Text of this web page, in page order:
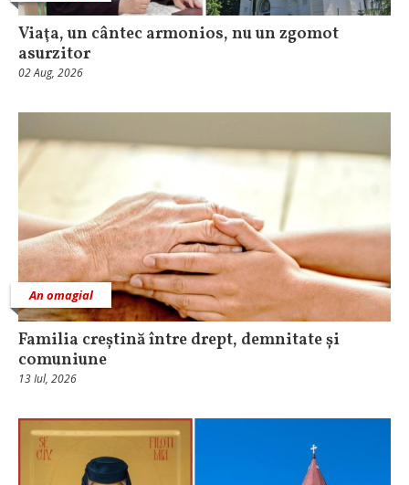
Viaţa, un cântec armonios, nu un zgomot
asurzitor
02 Aug, 2026
An omagial
Familia creștină între drept, demnitate și
comuniune
13 Iul, 2026